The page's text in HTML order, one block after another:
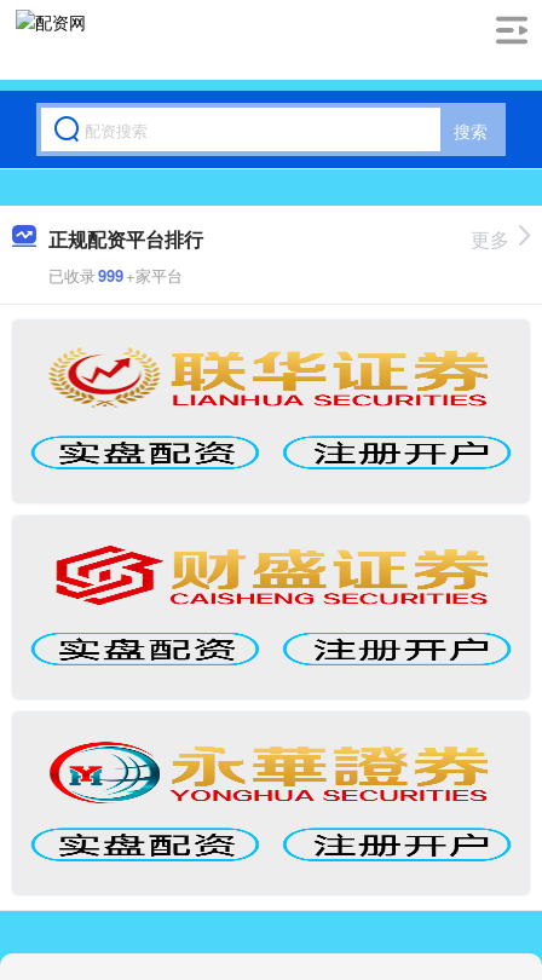
搜索
正规配资平台排行
已收录999+家平台
更多